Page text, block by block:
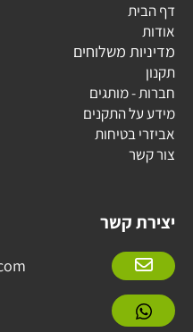
דף הבית
אודות
מדיניות משלוחים
תקנון
חברות - מותגים
מידע על התקנים
אביזרי בטיחות
צור קשר
יצירת קשר